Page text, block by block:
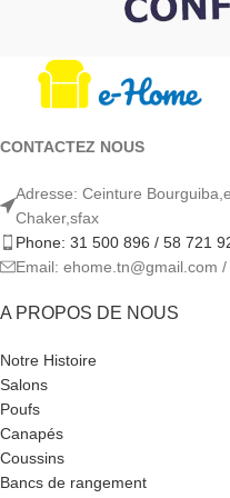
CONTACTEZ NOUS
Adresse: Ceinture
Chaker,sfax
Phone: 31 500 896 / 58 721
Email: ehome.tn@gmail.com
A PROPOS DE NOUS
Notre Histoire
Salons
Poufs
Canapés
Coussins
Bancs de rangement